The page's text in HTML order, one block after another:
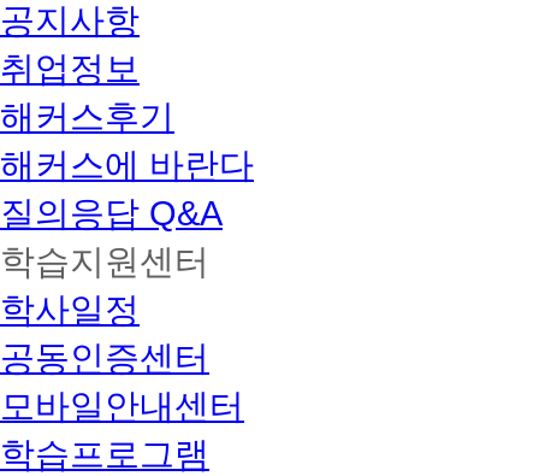
공지사항
취업정보
해커스후기
해커스에 바란다
질의응답 Q&A
학습지원센터
학사일정
공동인증센터
모바일안내센터
학습프로그램